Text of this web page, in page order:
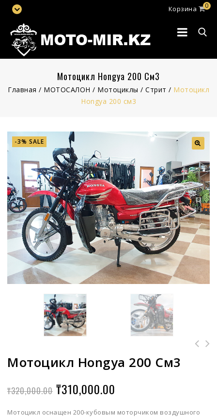
Корзина 0
Мотоцикл Hongya 200 См3
Главная / МОТОСАЛОН / Мотоциклы / Стрит / Мотоцикл
Hongya 200 см3
-3% SALE
Мотоцикл Hongya 200 См3
₸320,000.00 ₸310,000.00
Мотоцикл оснащен 200-кубовым моторчиком воздушного